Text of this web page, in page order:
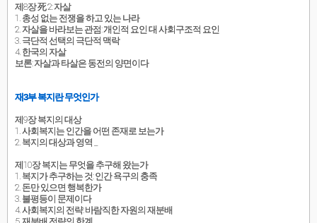
제8장 死 2: 자살
1. 총성 없는 전쟁을 하고 있는 나라
2. 자살을 바라보는 관점: 개인적 요인 대 사회구조적 요인
3. 극단적 선택의 극단적 맥락
4. 한국의 자살
보론: 자살과 타살은 동전의 양면이다
재3부 복지란 무엇인가
제9장 복지의 대상
1. 사회복지는 인간을 어떤 존재로 보는가
2. 복지의 대상과 영역 _
제10장 복지는 무엇을 추구해 왔는가
1. 복지가 추구하는 것: 인간 욕구의 충족
2. 돈만 있으면 행복한가
3. 불평등이 문제이다
4. 사회복지의 전략: 바람직한 자원의 재분배